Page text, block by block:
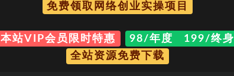
免费领取网络创业实操项目
本站VIP会员限时特惠
98/年度 199/终身
全站资源免费下载